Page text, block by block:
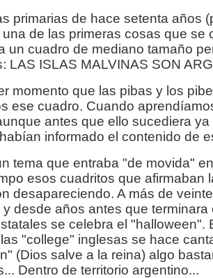
primarias de hace setenta años
de las primeras cosas que se
un cuadro de mediano tamaño
LAS ISLAS MALVINAS SON
momento que las pibas y los
ese cuadro. Cuando
antes que ello sucediera
informado el contenido de
tema que entraba "de movida"
esos cuadritos que afirmaban
desapareciendo. A más de
desde años antes que
se celebra el "halloween".
"college" inglesas se hace
(Dios salve a la reina) algo
Dentro de territorio argentino...